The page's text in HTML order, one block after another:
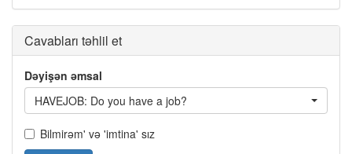
Cavabları təhlil et
Dəyişən əmsal
HAVEJOB: Do you have a job?
Bilmirəm' və 'imtina' sız